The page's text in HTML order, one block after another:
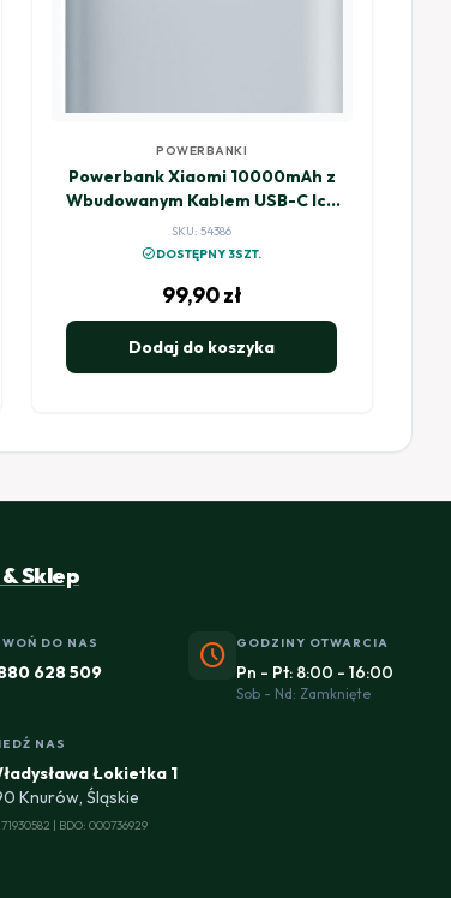
POWERBANKI
Powerbank Xiaomi 10000mAh z
Wbudowanym Kablem USB-C Ice
Blue
SKU: 54386
check_circleDOSTĘPNY 3SZT.
99,90zł
Dodaj do koszyka
Sklep
DO NAS
628 509 schedule GODZINY OTWARCIA
Pn - Pt: 8:00 - 16:00
Sob - Nd: Zamknięte
NAS
Łokietka 1
Knurów, Śląskie
| BDO: 000736929